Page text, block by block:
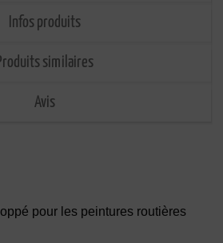
Infos produits
similaires
Avis
pour les peintures routières